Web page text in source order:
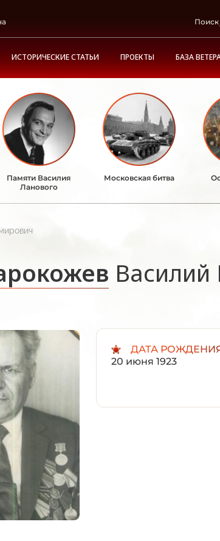
Поиск
ИСТОРИЧЕСКИЕ СТАТЬИ ПРОЕКТЫ БАЗА
Памяти Василия
Ланового
Московская битва
ДАТА
20 июня 1923